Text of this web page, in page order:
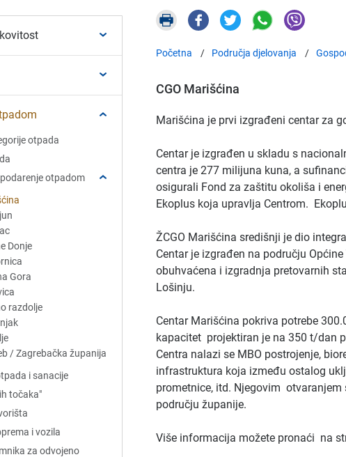
otpada
otpadom
Donje
Gora
razdolje
/ Zagrebačka županija
i sanacije
točaka"
i vozila
za odvojeno
Početna Područja djelovanja
CGO Marišćina
Marišćina je prvi izgrađeni centar za
Centar je izgrađen u skladu s
centra je 277 milijuna kuna, a
osigurali Fond za zaštitu okoliša i
Ekoplus koja upravlja Centrom.
ŽCGO Marišćina središnji je dio
Centar je izgrađen na području
obuhvaćena i izgradnja pretovarnih
Lošinju.
Centar Marišćina pokriva potrebe
kapacitet projektiran je na 350 t/dan
Centra nalazi se MBO postrojenje,
infrastruktura koja između ostalog
prometnice, itd. Njegovim
području županije.
Više informacija možete pronaći na